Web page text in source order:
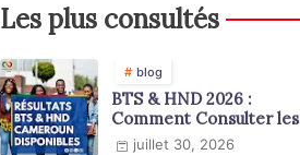
Les plus consultés
blog
BTS & HND 2026 :
Comment Consulter les
Résultats ?
juillet 30, 2026